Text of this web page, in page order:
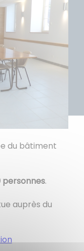
du bâtiment
personnes.
auprès du